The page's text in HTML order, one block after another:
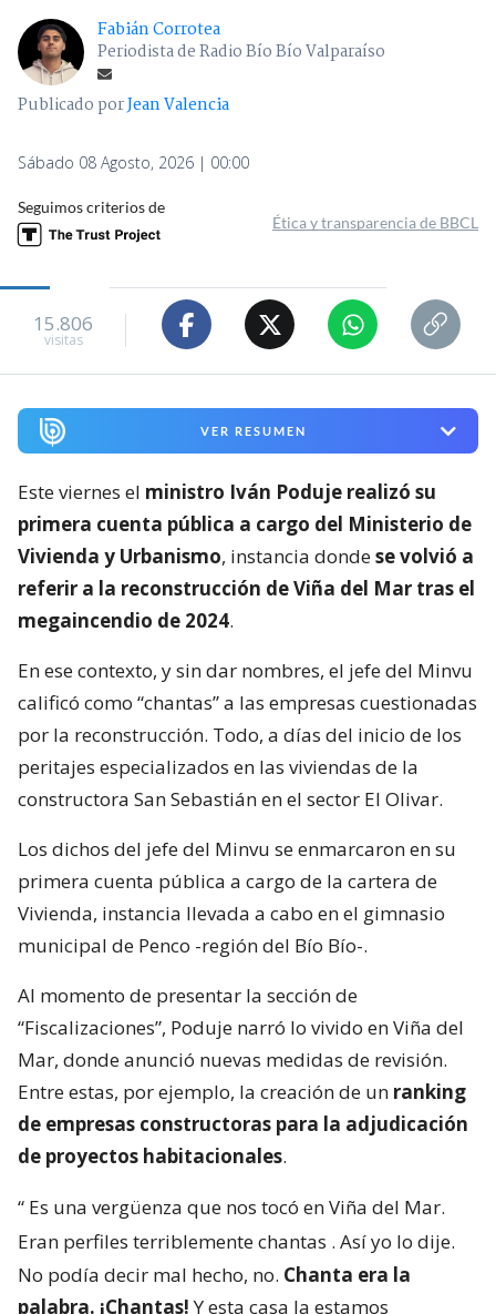
Fabián Corrotea
Periodista de Radio Bío Bío Valparaíso
Publicado porJean Valencia
Sábado 08 Agosto, 2026 | 00:00
Seguimos criterios de
Ética y transparencia de BBCL
15.806
visitas
VER RESUMEN
Este viernes el ministro Iván Poduje realizó su
primera cuenta pública a cargo del Ministerio de
Vivienda y Urbanismo, instancia dondese volvió a
referir a la reconstrucción de Viña del Mar tras el
megaincendio de 2024.
En ese contexto, y sin dar nombres, el jefe del Minvu
calificó como “chantas” a las empresas cuestionadas
por la reconstrucción. Todo, a días del inicio de los
peritajes especializados en las viviendas de la
constructora San Sebastián en el sector El Olivar.
Los dichos del jefe del Minvu se enmarcaron en su
primera cuenta pública a cargo de la cartera de
Vivienda, instancia llevada a cabo en el gimnasio
municipal de Penco -región del Bío Bío-.
Al momento de presentar la sección de
“Fiscalizaciones”, Poduje narró lo vivido en Viña del
Mar, donde anunció nuevas medidas de revisión.
Entre estas, por ejemplo, la creación de un ranking
de empresas constructoras para la adjudicación
de proyectos habitacionales.
“ Es una vergüenza que nos tocó en Viña del Mar.
Eran perfiles terriblemente chantas . Así yo lo dije.
No podía decir mal hecho, no. Chanta era la
palabra. ¡Chantas!Y esta casa la estamos